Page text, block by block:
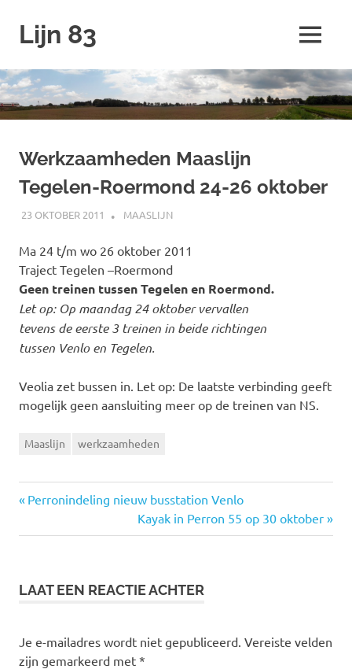
naar
inhoud
Lijn 83 MENU
Werkzaamheden Maaslijn
Tegelen-Roermond 24-26 oktober
23 OKTOBER 2011 SPOORZOEKER
MAASLIJN
Ma 24 t/m wo 26 oktober 2011
Traject Tegelen –Roermond
Geen treinen tussen Tegelen en Roermond.
Let op: Op maandag 24 oktober vervallen
tevens de eerste 3 treinen in beide richtingen
tussen Venlo en Tegelen.
Veolia zet bussen in. Let op: De laatste verbinding geeft
mogelijk geen aansluiting meer op de treinen van NS.
Maaslijn werkzaamheden
Vorige
Perronindeling nieuw busstation Venlo
Volgende
bericht:
Kayak in Perron 55 op 30 oktober
LAAT EEN REACTIE ACHTER
Je e-mailadres wordt niet gepubliceerd. Vereiste velden
zijn gemarkeerd met *